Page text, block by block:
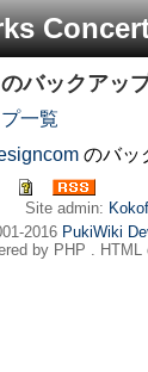
のバックアッ
一覧
のバッ
Site admin:
2016 PukiWiki
by PHP .